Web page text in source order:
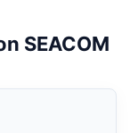
SEACOM